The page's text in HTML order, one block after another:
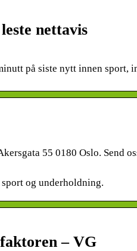
nettavis
på siste nytt innen sport,
55 0180 Oslo. Send
og underholdning.
– VG